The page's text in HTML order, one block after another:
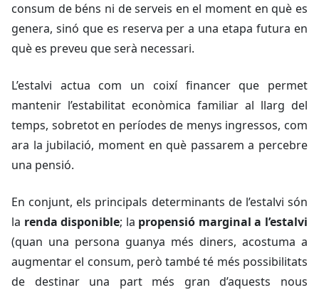
consum de béns ni de serveis en el moment en què es
genera, sinó que es reserva per a una etapa futura en
què es preveu que serà necessari.
L’estalvi actua com un coixí financer que permet
mantenir l’estabilitat econòmica familiar al llarg del
temps, sobretot en períodes de menys ingressos, com
ara la jubilació, moment en què passarem a percebre
una pensió.
En conjunt, els principals determinants de l’estalvi són
la renda disponible; la propensió marginal a l’estalvi
(quan una persona guanya més diners, acostuma a
augmentar el consum, però també té més possibilitats
de destinar una part més gran d’aquests nous